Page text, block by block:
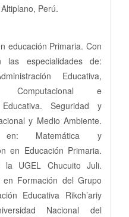
Perú.
educación Primaria. Con
las especialidades de:
Educativa,
Computacional e
Educativa. Seguridad y
y Medio Ambiente.
en: Matemática y
en Educación Primaria.
la UGEL Chucuito Juli.
en Formación del Grupo
Educativa Rikch’ariy
Nacional del